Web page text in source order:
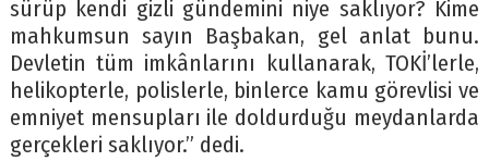
sürüp kendi gizli gündemini niye saklıyor? Kime
mahkumsun sayın Başbakan, gel anlat bunu.
Devletin tüm imkânlarını kullanarak, TOKİ’lerle,
helikopterle, polislerle, binlerce kamu görevlisi ve
emniyet mensupları ile doldurduğu meydanlarda
gerçekleri saklıyor.” dedi.